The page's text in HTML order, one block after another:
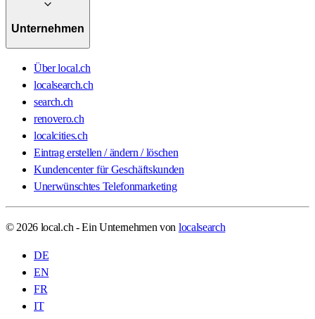
Unternehmen
Über local.ch
localsearch.ch
search.ch
renovero.ch
localcities.ch
Eintrag erstellen / ändern / löschen
Kundencenter für Geschäftskunden
Unerwünschtes Telefonmarketing
© 2026 local.ch - Ein Unternehmen von localsearch
DE
EN
FR
IT